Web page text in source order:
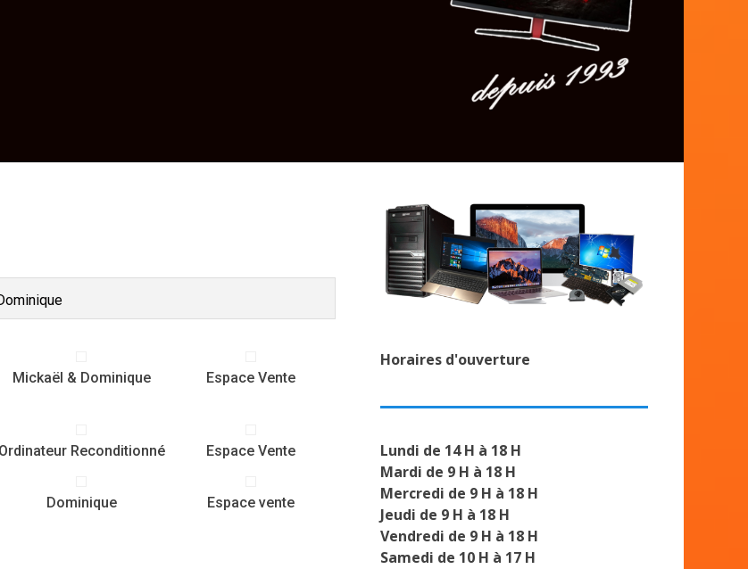
Mickaël & Dominique Espace Vente
Ordinateur Reconditionné Espace Vente
Dominique Espace vente
Horaires d'ouverture
Lundi de 14 H à 18 H
Mardi de 9 H à 18 H
Mercredi de 9 H à 18 H
Jeudi de 9 H à 18 H
Vendredi de 9 H à 18 H
Samedi de 10 H à 17 H